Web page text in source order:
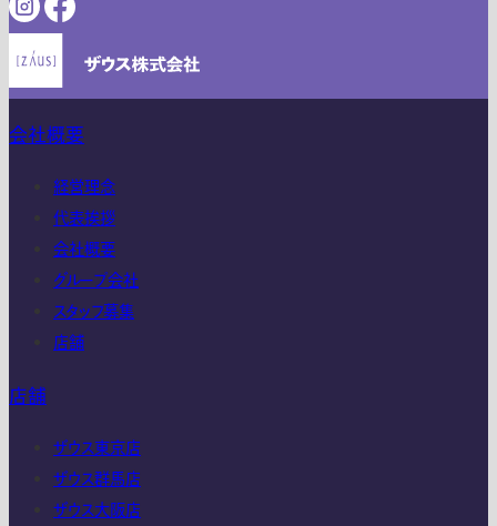
会社概要
経営理念
代表挨拶
会社概要
グループ会社
スタッフ募集
店舗
店舗
ザウス東京店
ザウス群馬店
ザウス大阪店